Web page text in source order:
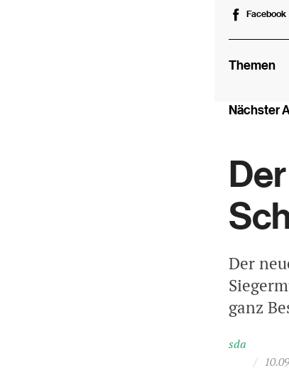
Facebook
Themen
Nächster
Der
ganz
sda
/